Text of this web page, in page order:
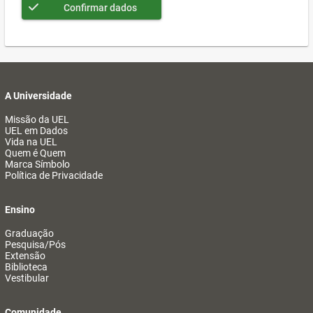
Confirmar dados
A Universidade
Missão da UEL
UEL em Dados
Vida na UEL
Quem é Quem
Marca Símbolo
Política de Privacidade
Ensino
Graduação
Pesquisa/Pós
Extensão
Biblioteca
Vestibular